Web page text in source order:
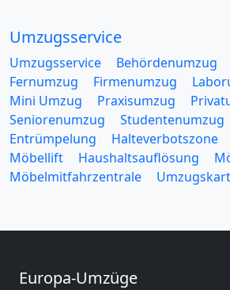
Umzugsservice
Umzugsservice Behördenumzug
Fernumzug
Firmenumzug
Mini Umzug
Praxisumzug
Seniorenumzug
Studentenumzug
Entrümpelung
Halteverbotszone
Möbellift
Haushaltsauflösung
Möbelmitfahrzentrale
Europa-Umzüge